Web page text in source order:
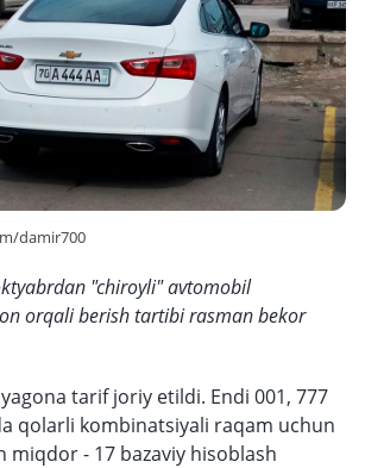
damir700
"chiroyli" avtomobil
orqali berish tartibi rasman bekor
tarif joriy etildi. Endi 001, 777
qolarli kombinatsiyali raqam uchun
miqdor - 17 bazaviy hisoblash